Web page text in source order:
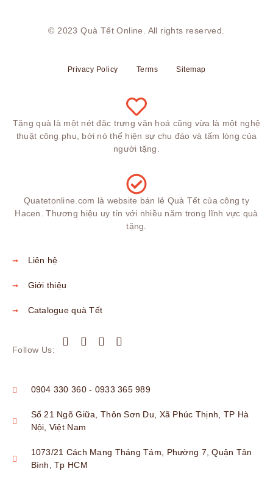
© 2023Quà Tết Online . All rights reserved.
Privacy Policy Terms Sitemap
Tặng quà là một nét đặc trưng văn hoá cũng vừa là một nghệ
thuật công phu, bởi nó thể hiện sự chu đáo và tấm lòng của
người tặng.
Quatetonline.com là website bán lẻ Quà Tết của công ty
Hacen. Thương hiệu uy tín với nhiều năm trong lĩnh vực quà
tặng.
Liên hệ
Giới thiệu
Catalogue quà Tết
Follow Us:
0904 330 360 - 0933 365 989
Số 21 Ngõ Giữa, Thôn Sơn Du, Xã Phúc Thịnh, TP Hà
Nội, Việt Nam
1073/21 Cách Mạng Tháng Tám, Phường 7, Quận Tân
Bình, Tp HCM